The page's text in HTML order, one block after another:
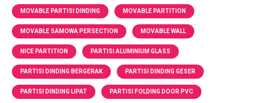
MOVABLE PARTISI DINDING MOVABLE PARTITION
MOVABLE SAMOWA PERSECTION MOVABLE WALL
NICE PARTITION PARTISI ALUMINIUM GLASS
PARTISI DINDING BERGERAK PARTISI DINDING GESER
PARTISI DINDING LIPAT PARTISI FOLDING DOOR PVC